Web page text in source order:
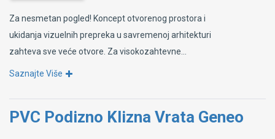
Za nesmetan pogled! Koncept otvorenog prostora i
ukidanja vizuelnih prepreka u savremenoj arhitekturi
zahteva sve veće otvore. Za visokozahtevne...
Saznajte Više
PVC Podizno Klizna Vrata Geneo